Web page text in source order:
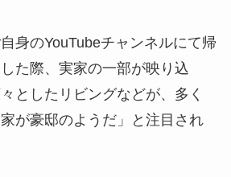
身のYouTubeチャンネルにて帰
た際、実家の一部が映り込
としたリビングなどが、多く
が豪邸のようだ」と注目され